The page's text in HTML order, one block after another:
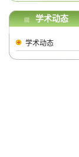
学术动态
学术动态